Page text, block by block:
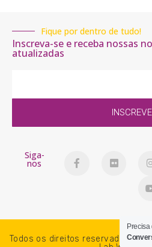
Fique por dentro de tudo!
Inscreva-se e receba nossas
atualizadas
Siga-
nos
Todos os direitos reservados.